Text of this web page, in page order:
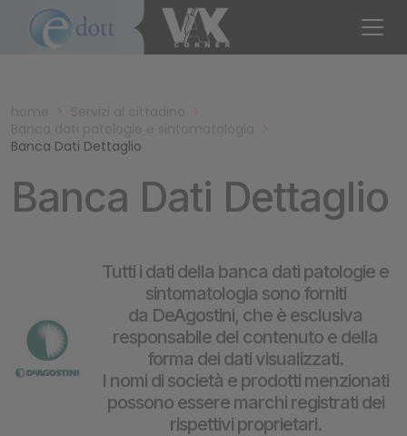
>
>
>
Banca Dati Dettaglio
Banca Dati Dettaglio
Tutti i dati della banca dati patologie e
sintomatologia sono forniti
da DeAgostini, che è esclusiva
responsabile del contenuto e della
forma dei dati visualizzati.
I nomi di società e prodotti menzionati
possono essere marchi registrati dei
rispettivi proprietari.